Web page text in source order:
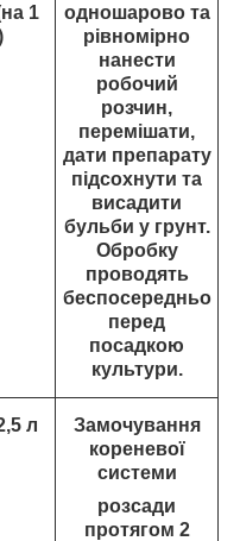
1
одношарово та
рівномірно
нанести
робочий
розчин,
перемішати,
дати препарату
підсохнути та
висадити
бульби у грунт.
Обробку
проводять
беспосередньо
перед
посадкою
культури.
л
Замочування
кореневої
системи
розсади
протягом 2